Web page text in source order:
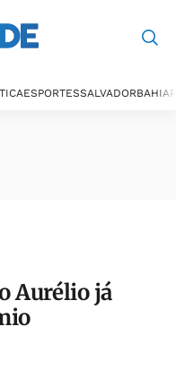
ESPORTESSALVADORBAHIA
Aurélio já